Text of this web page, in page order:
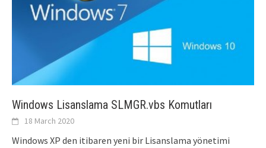
Windows Lisanslama SLMGR.vbs Komutları
18 March 2020
Windows XP den itibaren yeni bir Lisanslama yönetimi